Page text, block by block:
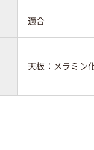
適合
天板：メラミン